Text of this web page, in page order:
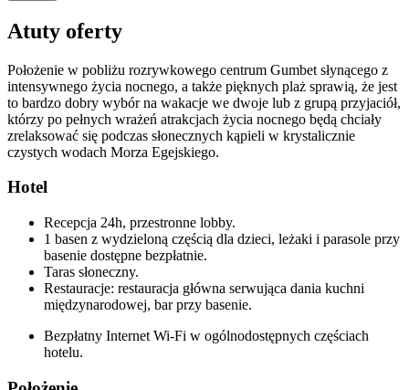
Atuty oferty
Położenie w pobliżu rozrywkowego centrum Gumbet słynącego z
intensywnego życia nocnego, a także pięknych plaż sprawią, że jest
to bardzo dobry wybór na wakacje we dwoje lub z grupą przyjaciół,
którzy po pełnych wrażeń atrakcjach życia nocnego będą chciały
zrelaksować się podczas słonecznych kąpieli w krystalicznie
czystych wodach Morza Egejskiego.
Hotel
Recepcja 24h, przestronne lobby.
1 basen z wydzieloną częścią dla dzieci, leżaki i parasole przy
basenie dostępne bezpłatnie.
Taras słoneczny.
Restauracje: restauracja główna serwująca dania kuchni
międzynarodowej, bar przy basenie.
Bezpłatny Internet Wi-Fi w ogólnodostępnych częściach
hotelu.